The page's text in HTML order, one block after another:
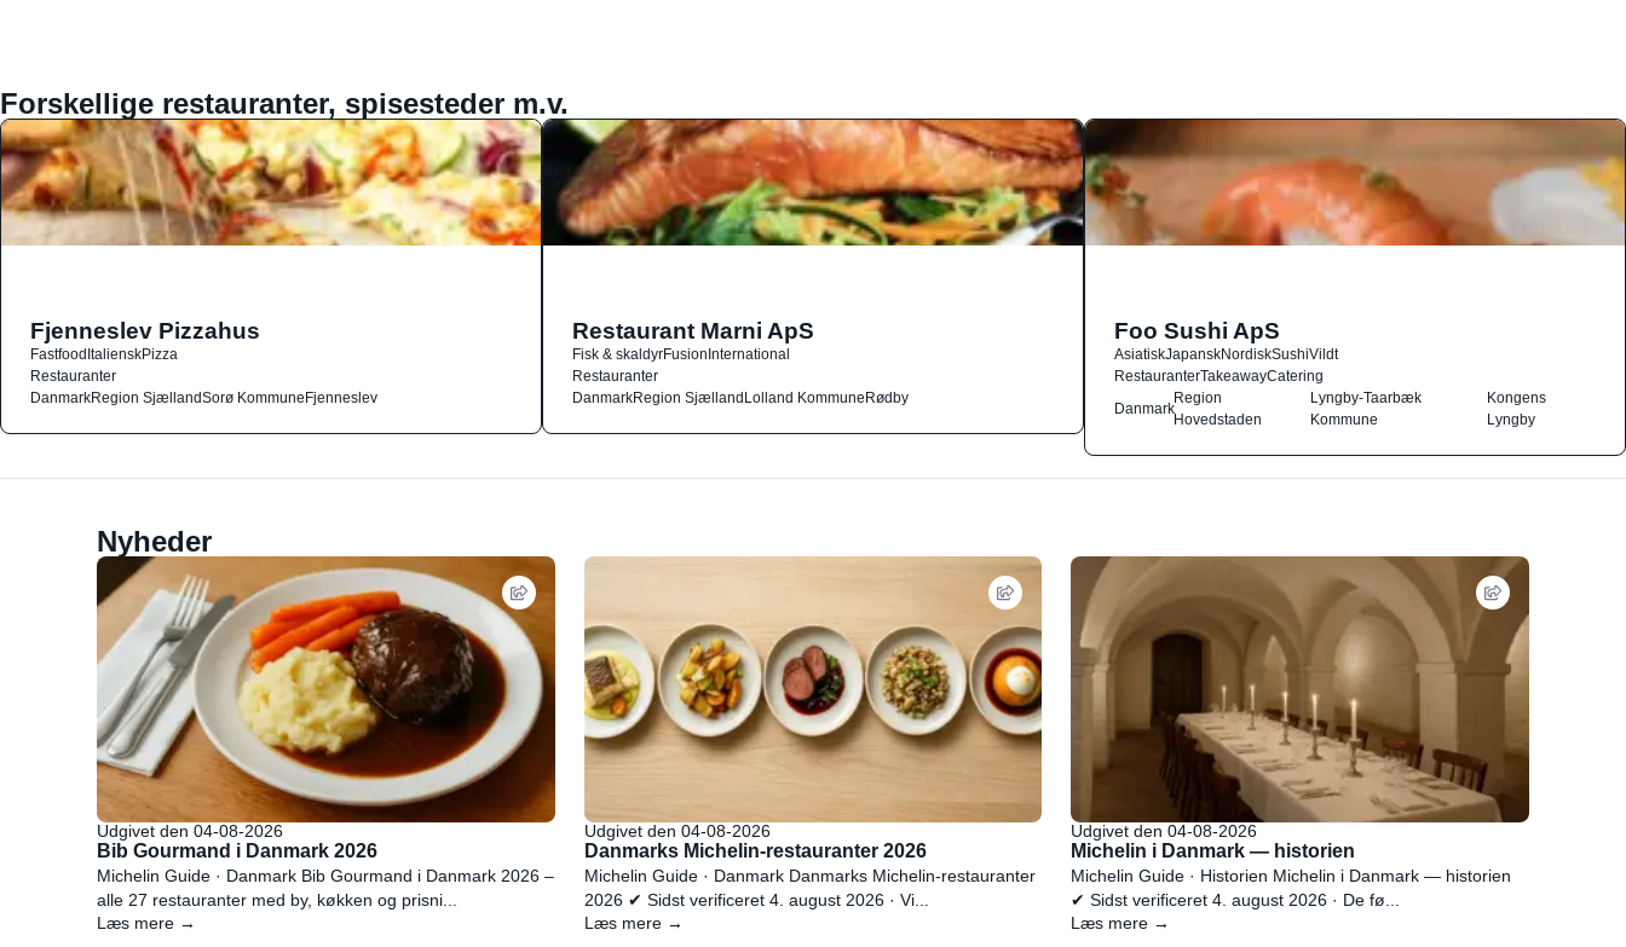
Forskellige restauranter, spisesteder m.v.
Fjenneslev Pizzahus
FastfoodItalienskPizza
Restauranter
DanmarkRegion SjællandSorø KommuneFjenneslev
Restaurant Marni ApS
Fisk & skaldyrFusionInternational
Restauranter
DanmarkRegion SjællandLolland KommuneRødby
Foo Sushi ApS
AsiatiskJapanskNordiskSushiVildt
RestauranterTakeawayCatering
Danmark
Region
Hovedstaden
Lyngby-Taarbæk
Kommune
Kongens
Lyngby
Nyheder
Udgivet den 04-08-2026
Bib Gourmand i Danmark 2026
Michelin Guide · Danmark Bib Gourmand i Danmark 2026 –
alle 27 restauranter med by, køkken og prisni...
Læs mere →
Udgivet den 04-08-2026
Danmarks Michelin-restauranter 2026
Michelin Guide · Danmark Danmarks Michelin-restauranter
2026 ✔ Sidst verificeret 4. august 2026 · Vi...
Læs mere →
Udgivet den 04-08-2026
Michelin i Danmark — historien
Michelin Guide · Historien Michelin i Danmark — historien
✔ Sidst verificeret 4. august 2026 · De fø...
Læs mere →